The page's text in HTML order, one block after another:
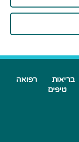
בריאות
רפואה
טיפים